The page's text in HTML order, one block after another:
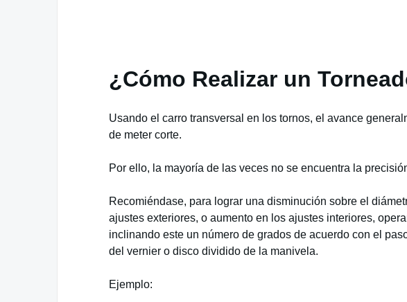
¿Cómo Realizar un
Usando el carro transversal en los tornos, el avance
de meter corte.
Por ello, la mayoría de las veces no se encuentra la
Recomiéndase, para lograr una disminución sobre el
ajustes exteriores, o aumento en los ajustes interiores,
inclinando este un número de grados de acuerdo con el
del vernier o disco dividido de la manivela.
Ejemplo: